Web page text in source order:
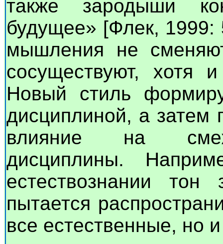
также зародыши
будущее» [Флек, 1999:
мышления не
сосуществуют, хотя
Новый стиль
дисциплиной, а затем
влияние на
дисциплины.
естествознании тон
пытается
все естественные, но